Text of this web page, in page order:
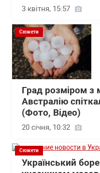
3 квітня, 15:57
Сюжети
Град розміром з
Австралію
(Фото, Відео)
20 січня, 10:32
Сюжети
Український